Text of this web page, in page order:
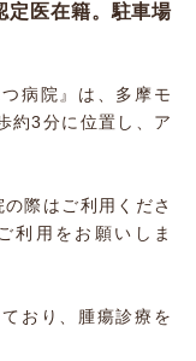
定医在籍。駐車場
病院』は、多摩モ
約3分に位置し、ア
際はご利用くださ
利用をお願いしま
おり、腫瘍診療を